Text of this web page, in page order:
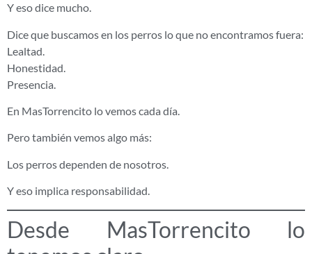
Y eso dice mucho.
Dice que buscamos en los perros lo que no encontramos fuera:
Lealtad.
Honestidad.
Presencia.
En MasTorrencito lo vemos cada día.
Pero también vemos algo más:
Los perros dependen de nosotros.
Y eso implica responsabilidad.
Desde MasTorrencito lo